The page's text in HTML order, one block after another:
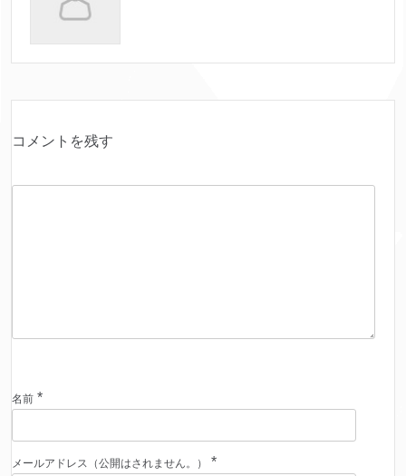
コメントを残す
名前 *
メールアドレス（公開はされません。） *